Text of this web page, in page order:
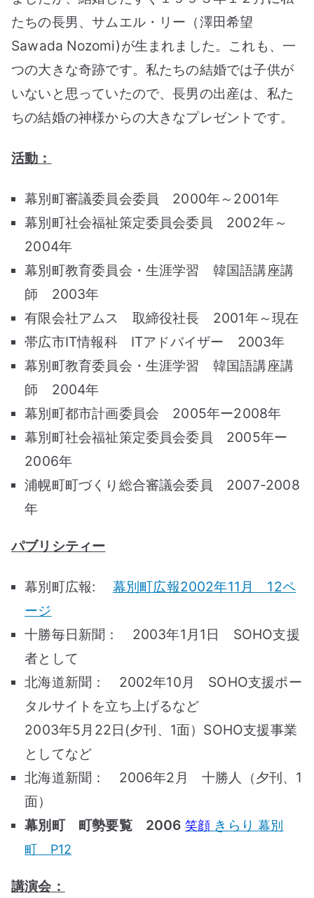
たちの長男、サムエル・リー（澤田希望
Sawada Nozomi)が生まれました。これも、一
つの大きな奇跡です。私たちの結婚では子供が
いないと思っていたので、長男の出産は、私た
ちの結婚の神様からの大きなプレゼントです。
活動：
幕別町審議委員会委員 2000年～2001年
幕別町社会福祉策定委員会委員 2002年～
2004年
幕別町教育委員会・生涯学習 韓国語講座講
師 2003年
有限会社アムス 取締役社長 2001年～現在
帯広市IT情報科 ITアドバイザー 2003年
幕別町教育委員会・生涯学習 韓国語講座講
師 2004年
幕別町都市計画委員会 2005年ー2008年
幕別町社会福祉策定委員会委員 2005年ー
2006年
浦幌町町づくり総合審議会委員 2007-2008
年
パブリシティー
幕別町広報: 幕別町広報2002年11月 12ペ
ージ
十勝毎日新聞： 2003年1月1日 SOHO支援
者として
北海道新聞： 2002年10月 SOHO支援ポー
タルサイトを立ち上げるなど
2003年5月22日(夕刊、1面）SOHO支援事業
としてなど
北海道新聞： 2006年2月 十勝人（夕刊、1
面）
幕別町 町勢要覧 2006 笑顔 きらり幕別
町 P12
講演会：